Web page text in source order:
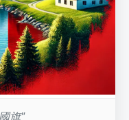
旗"